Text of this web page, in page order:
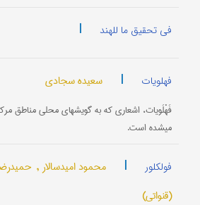
فی تحقیق ما للهند |
فهلویات | سعیده سجادی
فَهْلَویات، اشعاری که به گویشهای محلی مناطق
می‎شده است.
فولکلور | محمود امیدسالار ,
(قنواتی)